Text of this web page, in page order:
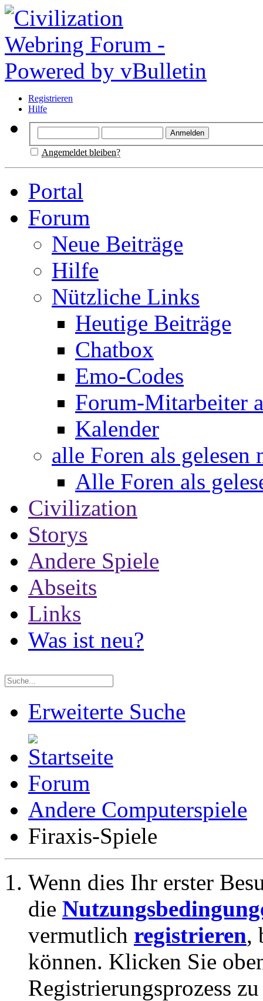
Registrieren
Hilfe
Angemeldet bleiben?
Portal
Forum
Neue Beiträge
Hilfe
Nützliche Links
Heutige Beiträge
Chatbox
Emo-Codes
Forum-Mitarbeiter
Kalender
alle Foren als gelesen
Alle Foren als
Civilization
Storys
Andere Spiele
Abseits
Links
Was ist neu?
Erweiterte Suche
Forum
Andere Computerspiele
Firaxis-Spiele
Wenn dies Ihr erster
die
vermutlich registrieren,
können. Klicken Sie
Registrierungsprozess